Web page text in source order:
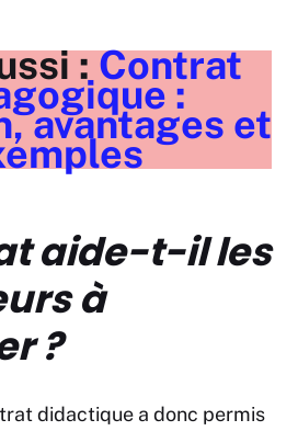
:Contrat
:
avantages et
aide-t-il les
à
?
didactique a donc permis